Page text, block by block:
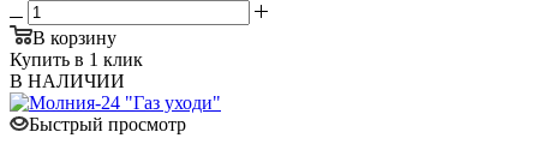
В корзину
Купить в 1 клик
В НАЛИЧИИ
Быстрый просмотр